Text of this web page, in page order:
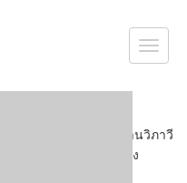
ขาย คอนโด บ้านวิภาวี
อ ซอยรัชดา 19 ใกล้หลัง
ว ยูเนี่ยนมอลล์